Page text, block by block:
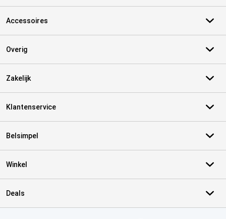
Accessoires
Overig
Zakelijk
Klantenservice
Belsimpel
Winkel
Deals